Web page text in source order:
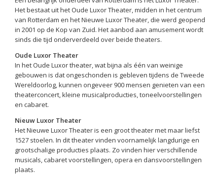
Het bestaat uit het Oude Luxor Theater, midden in het centrum
van Rotterdam en het Nieuwe Luxor Theater, die werd geopend
in 2001 op de Kop van Zuid. Het aanbod aan amusement wordt
sinds die tijd onderverdeeld over beide theaters.
Oude Luxor Theater
In het Oude Luxor theater, wat bijna als één van weinige
gebouwen is dat ongeschonden is gebleven tijdens de Tweede
Wereldoorlog, kunnen ongeveer 900 mensen genieten van een
theaterconcert, kleine musicalproducties, toneelvoorstellingen
en cabaret.
Nieuw Luxor Theater
Het Nieuwe Luxor Theater is een groot theater met maar liefst
1527 stoelen. In dit theater vinden voornamelijk langdurige en
grootschalige producties plaats. Zo vinden hier verschillende
musicals, cabaret voorstellingen, opera en dansvoorstellingen
plaats.